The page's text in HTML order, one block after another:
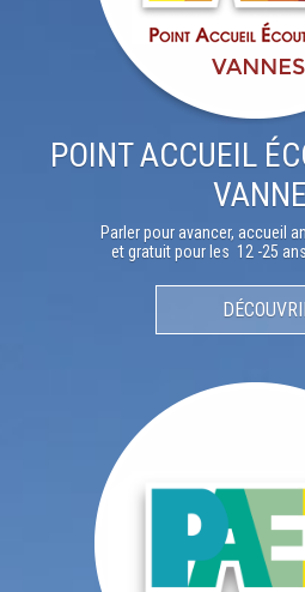
POINT ACCUEIL
Parler pour avancer, accueil
et gratuit pour les 12 -25